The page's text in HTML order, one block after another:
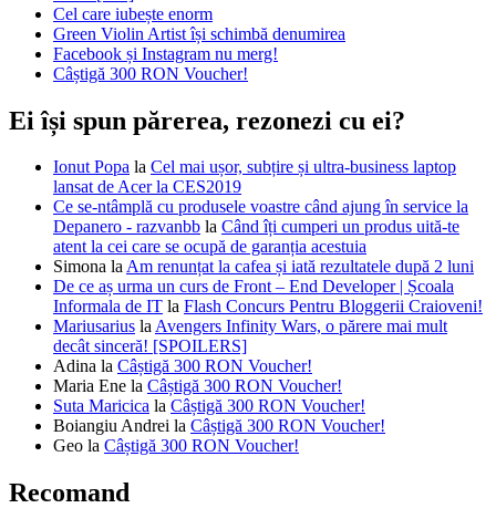
Cel care iubește enorm
Green Violin Artist își schimbă denumirea
Facebook și Instagram nu merg!
Câștigă 300 RON Voucher!
Ei își spun părerea, rezonezi cu ei?
Ionut Popa la Cel mai ușor, subțire și ultra-business laptop
lansat de Acer la CES2019
Ce se-ntâmplă cu produsele voastre când ajung în service la
Depanero - razvanbb la Când îți cumperi un produs uită-te
atent la cei care se ocupă de garanția acestuia
Simona laAm renunțat la cafea și iată rezultatele după 2 luni
De ce aș urma un curs de Front – End Developer | Școala
Informala de IT la Flash Concurs Pentru Bloggerii Craioveni!
Mariusarius laAvengers Infinity Wars, o părere mai mult
decât sinceră! [SPOILERS]
Adina la Câștigă 300 RON Voucher!
Maria Ene la Câștigă 300 RON Voucher!
Suta Maricica la Câștigă 300 RON Voucher!
Boiangiu Andrei la Câștigă 300 RON Voucher!
Geo la Câștigă 300 RON Voucher!
Recomand